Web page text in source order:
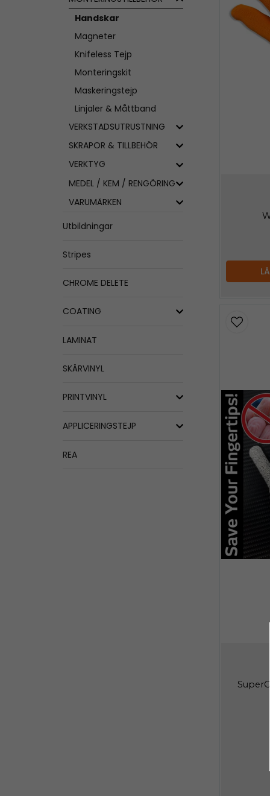
Handskar
Magneter
Knifeless Tejp
Monteringskit
Maskeringstejp
Linjaler & Måttband
VERKSTADSUTRUSTNING
SKRAPOR & TILLBEHÖR
VERKTYG
MEDEL / KEM / RENGÖRING
VARUMÄRKEN
Utbildningar
Stripes
CHROME DELETE
COATING
LAMINAT
SKÄRVINYL
PRINTVINYL
APPLICERINGSTEJP
REA